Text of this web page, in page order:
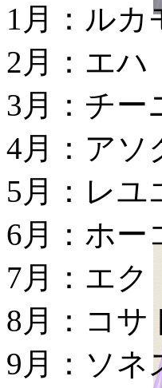
1月：ルカ
2月：エハ
3月：チー
4月：アソ
5月：レユ
6月：ホー
7月：エク
8月：コサ
9月：ソネ